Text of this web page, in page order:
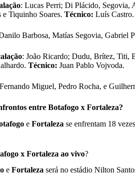
: Lucas Perri; Di Plácido, Segovia,
Tiquinho Soares. Técnico: Luís Castro.
Barbosa, Matías Segovia, Gabriel
: João Ricardo; Dudu, Brítez, Titi,
Técnico: Juan Pablo Vojvoda.
Miguel, Pedro Rocha, e
entre Botafogo x Fortaleza?
e Fortaleza se enfrentam 18
x Fortaleza ao vivo?
e Fortaleza será no estádio Nilton